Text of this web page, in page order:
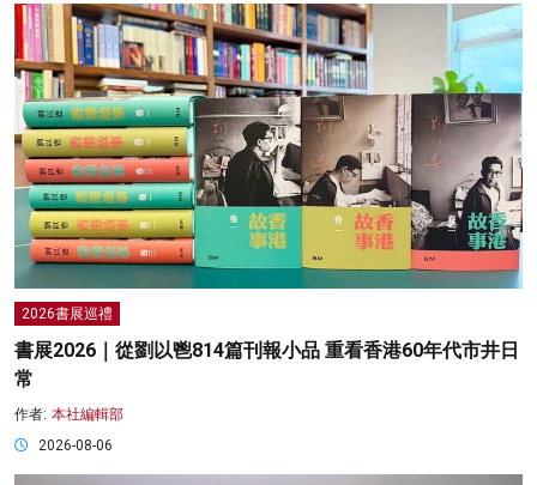
2026書展巡禮
書展2026｜從劉以鬯814篇刊報小品 重看香港60年代市井日
常
作者: 本社編輯部
2026-08-06